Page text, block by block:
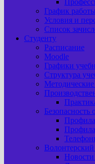
График
Условия и
Список
Студенту
Расписание
Moodle
Графики
Структура
Безопасность
Волонтерский
Новости